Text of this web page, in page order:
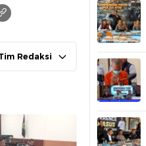
Redaksi